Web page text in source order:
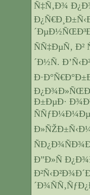
Ñ‡Ñ‚Ð¾
ÑÑ‡ÐµÑ‚
´Ð½Ñ.
Ð±ÐµÐ·
Ð”Ð»Ñ